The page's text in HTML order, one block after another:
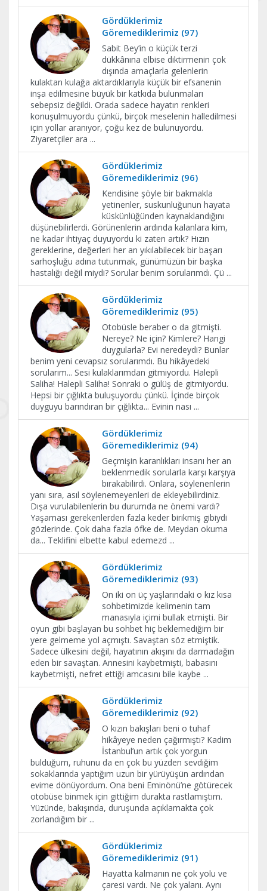
Gördüklerimiz
Göremediklerimiz (97)
Sabit Bey’in o küçük terzi
dükkânına elbise diktirmenin çok
dışında amaçlarla gelenlerin
kulaktan kulağa aktardıklarıyla küçük bir efsanenin
inşa edilmesine büyük bir katkıda bulunmaları
sebepsiz değildi. Orada sadece hayatın renkleri
konuşulmuyordu çünkü, birçok meselenin halledilmesi
için yollar aranıyor, çoğu kez de bulunuyordu.
Ziyaretçiler ara ...
Gördüklerimiz
Göremediklerimiz (96)
Kendisine şöyle bir bakmakla
yetinenler, suskunluğunun hayata
küskünlüğünden kaynaklandığını
düşünebilirlerdi. Görünenlerin ardında kalanlara kim,
ne kadar ihtiyaç duyuyordu ki zaten artık? Hızın
gereklerine, değerleri her an yıkılabilecek bir başarı
sarhoşluğu adına tutunmak, günümüzün bir başka
hastalığı değil miydi? Sorular benim sorularımdı. Çü ...
Gördüklerimiz
Göremediklerimiz (95)
Otobüsle beraber o da gitmişti.
Nereye? Ne için? Kimlere? Hangi
duygularla? Evi neredeydi? Bunlar
benim yeni cevapsız sorularımdı. Bu hikâyedeki
sorularım... Sesi kulaklarımdan gitmiyordu. Halepli
Saliha! Halepli Saliha! Sonraki o gülüş de gitmiyordu.
Hepsi bir çığlıkta buluşuyordu çünkü. İçinde birçok
duyguyu barındıran bir çığlıkta... Evinin nası ...
Gördüklerimiz
Göremediklerimiz (94)
Geçmişin karanlıkları insanı her an
beklenmedik sorularla karşı karşıya
bırakabilirdi. Onlara, söylenenlerin
yanı sıra, asıl söylenemeyenleri de ekleyebilirdiniz.
Dışa vurulabilenlerin bu durumda ne önemi vardı?
Yaşaması gerekenlerden fazla keder birikmiş gibiydi
gözlerinde. Çok daha fazla öfke de. Meydan okuma
da... Teklifini elbette kabul edemezd ...
Gördüklerimiz
Göremediklerimiz (93)
On iki on üç yaşlarındaki o kız kısa
sohbetimizde kelimenin tam
manasıyla içimi bullak etmişti. Bir
oyun gibi başlayan bu sohbet hiç beklemediğim bir
yere gelmeme yol açmıştı. Savaştan söz etmiştik.
Sadece ülkesini değil, hayatının akışını da darmadağın
eden bir savaştan. Annesini kaybetmişti, babasını
kaybetmişti, nefret ettiği amcasını bile kaybe ...
Gördüklerimiz
Göremediklerimiz (92)
O kızın bakışları beni o tuhaf
hikâyeye neden çağırmıştı? Kadim
İstanbul’un artık çok yorgun
bulduğum, ruhunu da en çok bu yüzden sevdiğim
sokaklarında yaptığım uzun bir yürüyüşün ardından
evime dönüyordum. Ona beni Eminönü’ne götürecek
otobüse binmek için gittiğim durakta rastlamıştım.
Yüzünde, bakışında, duruşunda açıklamakta çok
zorlandığım bir ...
Gördüklerimiz
Göremediklerimiz (91)
Hayatta kalmanın ne çok yolu ve
çaresi vardı. Ne çok yalanı. Aynı